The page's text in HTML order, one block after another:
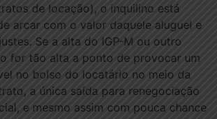
de locação), o inquilino está
arcar com o valor daquele aluguel e
Se a alta do IGP-M ou outro
for tão alta a ponto de provocar um
no bolso do locatário no meio da
a única saída para renegociação
e mesmo assim com pouca chance